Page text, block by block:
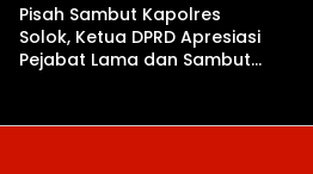
Pisah Sambut Kapolres
Solok, Ketua DPRD Apresiasi
Pejabat Lama dan Sambut